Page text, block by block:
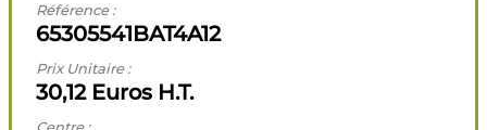
Référence :
65305541BAT4A12
Prix Unitaire :
30,12 Euros H.T.